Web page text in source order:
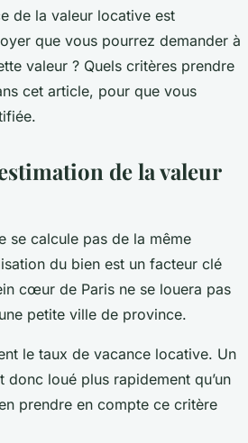
de la valeur locative est
que vous pourrez demander à
valeur ? Quels critères prendre
cet article, pour que vous
de la valeur
se calcule pas de la même
du bien est un facteur clé
cœur de Paris ne se louera pas
petite ville de province.
le taux de vacance locative. Un
loué plus rapidement qu’un
prendre en compte ce critère